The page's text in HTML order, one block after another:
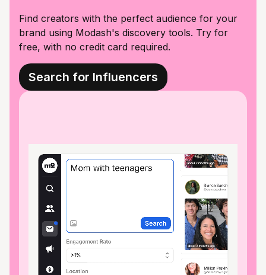
Find creators with the perfect audience for your
brand using Modash's discovery tools. Try for
free, with no credit card required.
Search for Influencers